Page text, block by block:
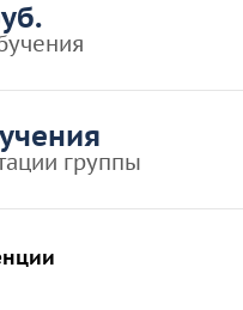
группы